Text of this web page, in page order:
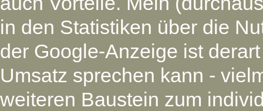
in den Statistiken über die
der Google-Anzeige ist
Umsatz sprechen kann -
weiteren Baustein zum